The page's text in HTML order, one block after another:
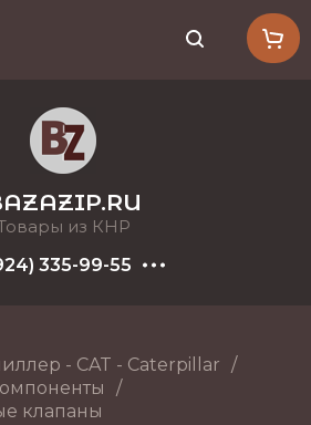
из КНР
335-99-55
- CAT - Caterpillar /
/
клапаны